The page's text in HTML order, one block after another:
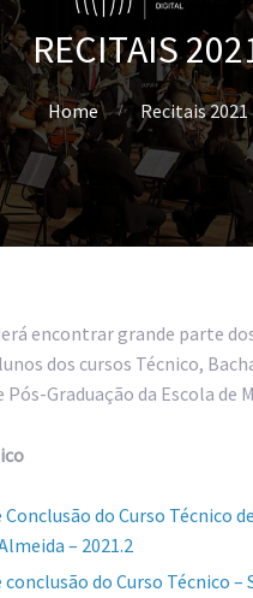
RECITAIS
Home Recitais 2021
encontrar grande parte
dos cursos Técnico,
Graduação da Escola de
Conclusão do Curso Técnico
– 2021.2
do Curso Técnico –